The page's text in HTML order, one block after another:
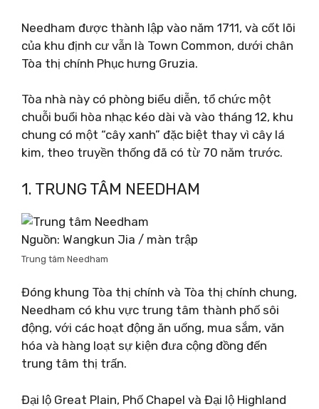
Needham được thành lập vào năm 1711, và cốt lõi
của khu định cư vẫn là Town Common, dưới chân
Tòa thị chính Phục hưng Gruzia.
Tòa nhà này có phòng biểu diễn, tổ chức một
chuỗi buổi hòa nhạc kéo dài và vào tháng 12, khu
chung có một “cây xanh” đặc biệt thay vì cây lá
kim, theo truyền thống đã có từ 70 năm trước.
1. TRUNG TÂM NEEDHAM
Nguồn: Wangkun Jia / màn trập
Trung tâm Needham
Đóng khung Tòa thị chính và Tòa thị chính chung,
Needham có khu vực trung tâm thành phố sôi
động, với các hoạt động ăn uống, mua sắm, văn
hóa và hàng loạt sự kiện đưa cộng đồng đến
trung tâm thị trấn.
Đại lộ Great Plain, Phố Chapel và Đại lộ Highland